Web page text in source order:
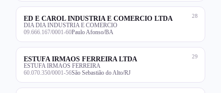
28
ED E CAROL INDUSTRIA E COMERCIO LTDA
DIA DIA INDUSTRIA E COMERCIO
09.666.167/0001-60Paulo Afonso/BA
29
ESTUFA IRMAOS FERREIRA LTDA
ESTUFA IRMAOS FERREIRA
60.070.350/0001-56São Sebastião do Alto/RJ